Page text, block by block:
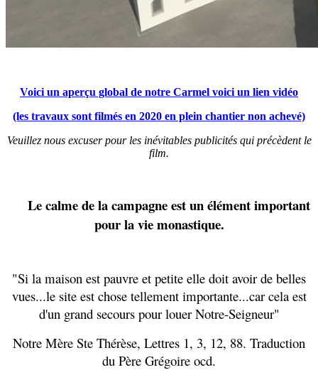
Voici un aperçu global de notre Carmel voici un lien vidéo
(les travaux sont filmés en 2020 en plein chantier non achevé)
Veuillez nous excuser pour les inévitables publicités qui précèdent le
film.
Le calme de la campagne est un élément important
pour la vie monastique.
"Si la maison est pauvre et petite elle doit avoir de belles
vues...le site est chose tellement importante...car cela est
d'un grand secours pour louer Notre-Seigneur"
Notre Mère Ste Thérèse, Lettres 1, 3, 12, 88. Traduction
du Père Grégoire ocd.